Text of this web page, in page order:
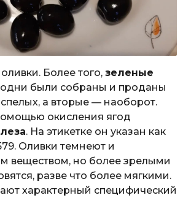
Более того, зеленые
одни были собраны и проданы
а вторые — наоборот.
окисления ягод
. На этикетке он указан как
Оливки темнеют и
веществом, но более зрелыми
разве что более мягкими.
характерный специфический